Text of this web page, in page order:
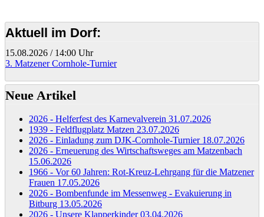
Aktuell im Dorf:
15.08.2026 / 14:00 Uhr
3. Matzener Cornhole-Turnier
Neue Artikel
2026 - Helferfest des Karnevalverein 31.07.2026
1939 - Feldflugplatz Matzen 23.07.2026
2026 - Einladung zum DJK-Cornhole-Turnier 18.07.2026
2026 - Erneuerung des Wirtschaftsweges am Matzenbach
15.06.2026
1966 - Vor 60 Jahren: Rot-Kreuz-Lehrgang für die Matzener
Frauen 17.05.2026
2026 - Bombenfunde im Messenweg - Evakuierung in
Bitburg 13.05.2026
2026 - Unsere Klapperkinder03.04.2026